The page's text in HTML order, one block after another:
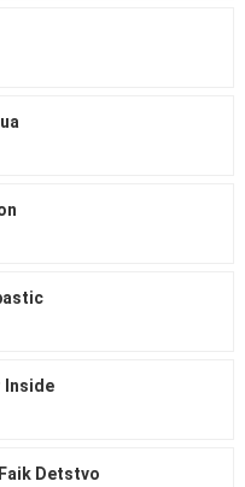
Inside
Detstvo